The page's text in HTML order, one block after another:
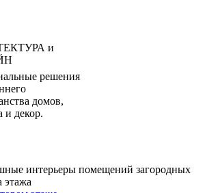
и
решения
домов,
и декор.
интерьеры помещений загородных
этажа